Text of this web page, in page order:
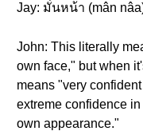
Jay: มั่นหน้า (mân
John: This literally
own face," but when
means "very
extreme confidence
own appearance."